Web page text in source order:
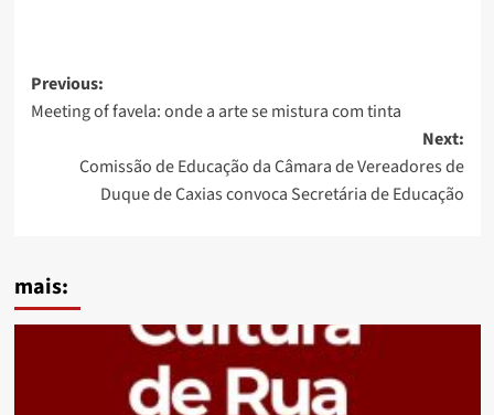
Post
navigation
Previous:
Meeting of favela: onde a arte se mistura com tinta
Next:
Comissão de Educação da Câmara de Vereadores de
Duque de Caxias convoca Secretária de Educação
mais: